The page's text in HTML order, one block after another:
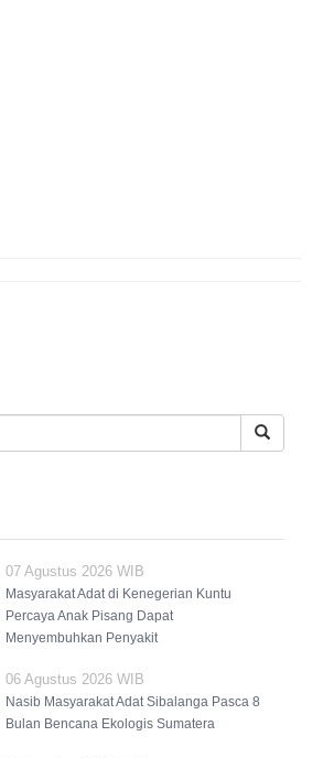
07 Agustus 2026 WIB
Masyarakat Adat di Kenegerian Kuntu
Percaya Anak Pisang Dapat
Menyembuhkan Penyakit
06 Agustus 2026 WIB
Nasib Masyarakat Adat Sibalanga Pasca 8
Bulan Bencana Ekologis Sumatera